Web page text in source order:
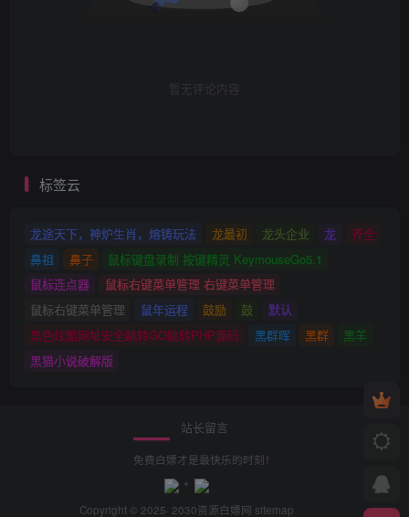
暂无评论内容
标签云
龙途天下，神炉生肖，熔铸玩法 龙最初 龙头企业 龙
齐全
鼻祖
鼻子
鼠标键盘录制 按键精灵 KeymouseGo5.1
鼠标连点器
鼠标右键菜单管理 右键菜单管理
鼠标右键菜单管理
鼠年运程 鼓励 鼓
默认
黑色炫酷网址安全跳转GO跳转PHP源码
黑群晖 黑群
黑羊
黑猫小说破解版
站长留言
免费白嫖才是最快乐的时刻！
Copyright © 2025· 2030资源白嫖网 sitemap